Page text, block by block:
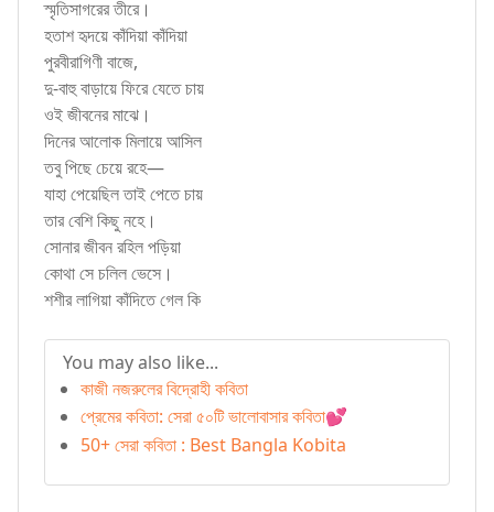
স্মৃতিসাগরের তীরে।
হতাশ হৃদয়ে কাঁদিয়া কাঁদিয়া
পুরবীরাগিণী বাজে,
দু-বাহু বাড়ায়ে ফিরে যেতে চায়
ওই জীবনের মাঝে।
দিনের আলোক মিলায়ে আসিল
তবু পিছে চেয়ে রহে—
যাহা পেয়েছিল তাই পেতে চায়
তার বেশি কিছু নহে।
সোনার জীবন রহিল পড়িয়া
কোথা সে চলিল ভেসে।
শশীর লাগিয়া কাঁদিতে গেল কি
You may also like...
কাজী নজরুলের বিদ্রোহী কবিতা
প্রেমের কবিতা: সেরা ৫০টি ভালোবাসার কবিতা💕
50+ সেরা কবিতা : Best Bangla Kobita